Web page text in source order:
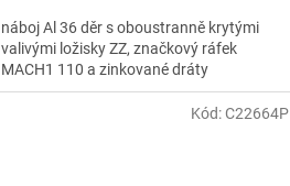
náboj Al 36 děr s oboustranně krytými
valivými ložisky ZZ, značkový ráfek
MACH1 110 a zinkované dráty
Kód:C22664P